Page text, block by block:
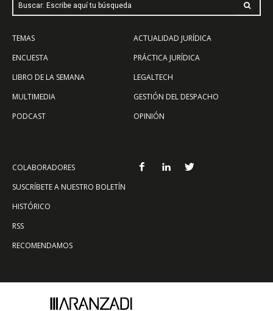
Buscar: Escribe aquí tu búsqueda
TEMAS
ENCUESTA
LIBRO DE LA SEMANA
MULTIMEDIA
PODCAST
ACTUALIDAD JURÍDICA
PRÁCTICA JURÍDICA
LEGALTECH
GESTIÓN DEL DESPACHO
OPINIÓN
COLABORADORES
SUSCRÍBETE A NUESTRO BOLETÍN
HISTÓRICO
RSS
RECOMENDAMOS